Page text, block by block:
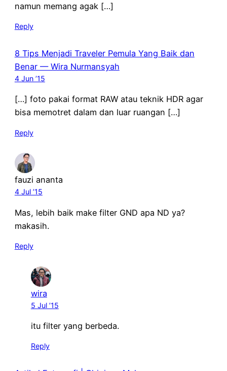
namun memang agak […]
Reply
8 Tips Menjadi Traveler Pemula Yang Baik dan
Benar — Wira Nurmansyah
4 Jun ’15
[…] foto pakai format RAW atau teknik HDR agar
bisa memotret dalam dan luar ruangan […]
Reply
fauzi ananta
4 Jul ’15
Mas, lebih baik make filter GND apa ND ya?
makasih.
Reply
wira
5 Jul ’15
itu filter yang berbeda.
Reply